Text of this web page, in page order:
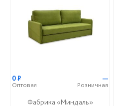
0Р
Оптовая
—
Розничная
Фабрика «Миндаль»